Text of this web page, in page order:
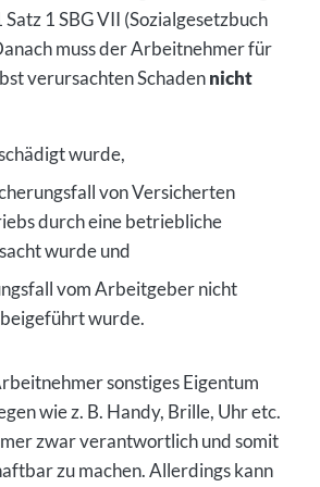
Satz 1 SBG VII (Sozialgesetzbuch
muss der Arbeitnehmer für
verursachten Schadennicht
wurde,
von Versicherten
durch eine betriebliche
wurde und
vom Arbeitgeber nicht
wurde.
sonstiges Eigentum
wie z. B. Handy, Brille, Uhr etc.
zwar verantwortlich und somit
zu machen. Allerdings kann